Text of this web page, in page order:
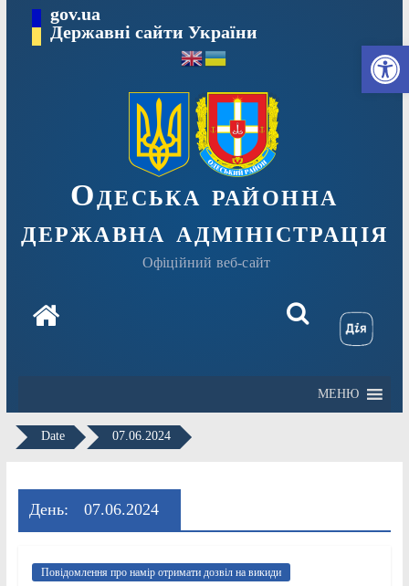
Перейтиgov.ua
Державні сайти України
Одеська районна
державна адміністрація
Офіційний веб-сайт
МЕНЮ
Date 07.06.2024
День: 07.06.2024
Повідомлення про намір отримати дозвіл на викиди